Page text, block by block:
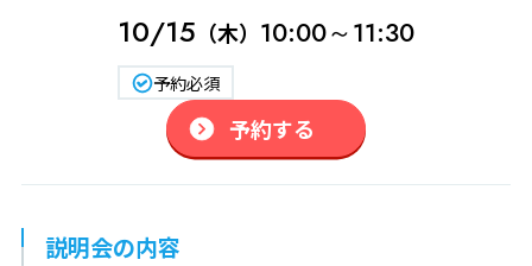
10/15 （木） 10:00～11:30
予約必須
予約する
説明会の内容